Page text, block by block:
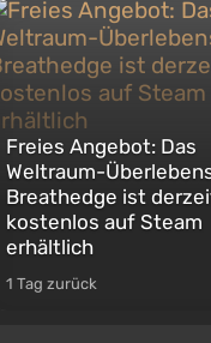
Freies Angebot: Das
Weltraum-
Breathedge ist
kostenlos auf Steam
erhältlich
1 Tag zurück